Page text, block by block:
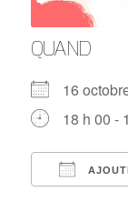
QUAND
16
18 h 00 -